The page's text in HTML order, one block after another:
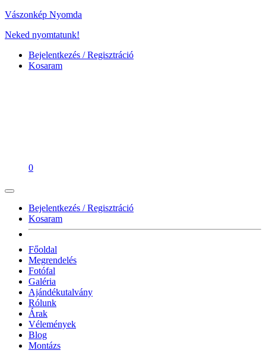
Vászonkép Nyomda
Neked nyomtatunk!
Bejelentkezés / Regisztráció
Kosaram
0
Bejelentkezés / Regisztráció
Kosaram
Főoldal
Megrendelés
Fotófal
Galéria
Ajándékutalvány
Rólunk
Árak
Vélemények
Blog
Montázs